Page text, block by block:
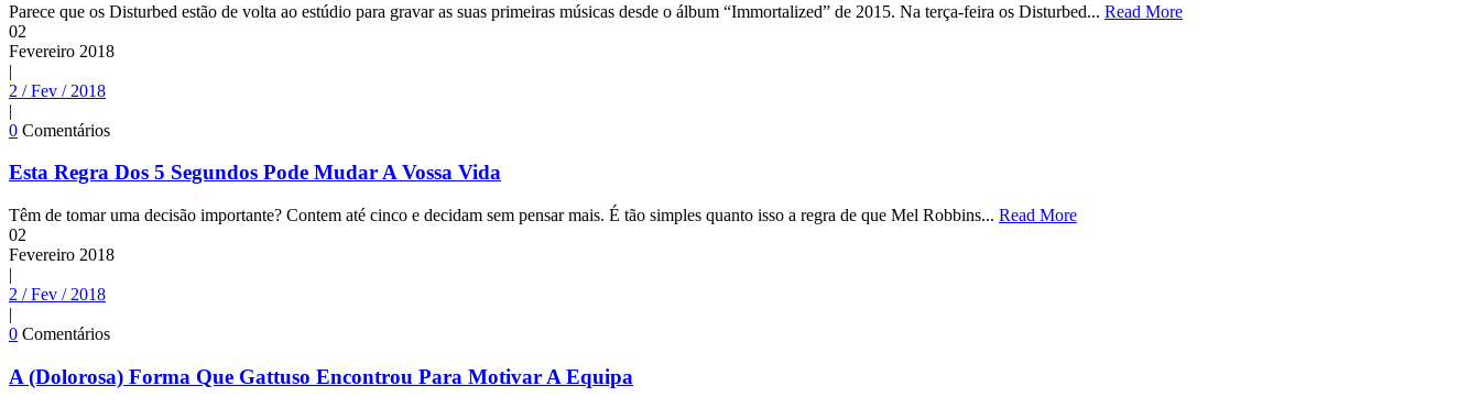
Parece que os Disturbed estão de volta ao estúdio para gravar as suas primeiras músicas desde o álbum “Immortalized” de 2015. Na terça-feira os Disturbed... Read More
02
Fevereiro 2018
|
2 / Fev / 2018
|
0 Comentários
Esta Regra Dos 5 Segundos Pode Mudar A Vossa Vida
Têm de tomar uma decisão importante? Contem até cinco e decidam sem pensar mais. É tão simples quanto isso a regra de que Mel Robbins... Read More
02
Fevereiro 2018
|
2 / Fev / 2018
|
0 Comentários
A (Dolorosa) Forma Que Gattuso Encontrou Para Motivar A Equipa